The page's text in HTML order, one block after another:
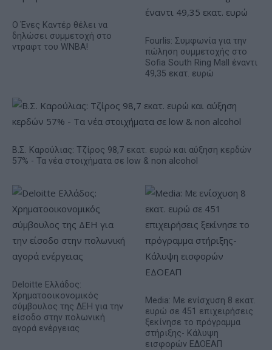
Ο Ένες Καντέρ θέλει να
δηλώσει συμμετοχή στο
ντραφτ του WNBA!
Fourlis: Συμφωνία για την
πώληση συμμετοχής στο
Sofia South Ring Mall έναντι
49,35 εκατ. ευρώ
Β.Σ. Καρούλιας: Τζίρος 98,7 εκατ. ευρώ και αύξηση κερδών
57% - Τα νέα στοιχήματα σε low & non alcohol
Deloitte Ελλάδος:
Χρηματοοικονομικός
σύμβουλος της ΔΕΗ για την
είσοδο στην πολωνική
αγορά ενέργειας
Media: Με ενίσχυση 8 εκατ.
ευρώ σε 451 επιχειρήσεις
ξεκίνησε το πρόγραμμα
στήριξης- Κάλυψη
εισφορών ΕΔΟΕΑΠ